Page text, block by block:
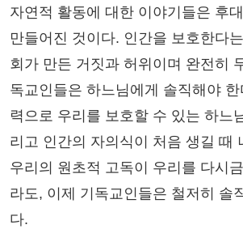
자연적 활동에 대한 이야기들은 후
만들어진 것이다. 인간을 보호한다
회가 만든 거짓과 허위이며 완전히
독교인들은 하느님에게 솔직해야
력으로 우리를 보호할 수 있는 하느
리고 인간의 자의식이 처음 생길 때
우리의 원초적 고독이 우리를 다시
라도, 이제 기독교인들은 철저히 솔
다.